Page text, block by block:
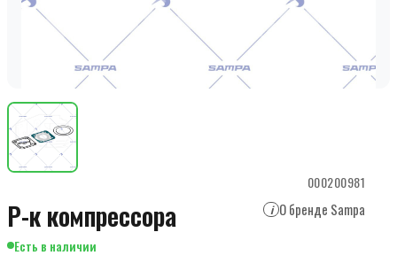
000200981
Р-к компрессора i О бренде Sampa
Есть в наличии